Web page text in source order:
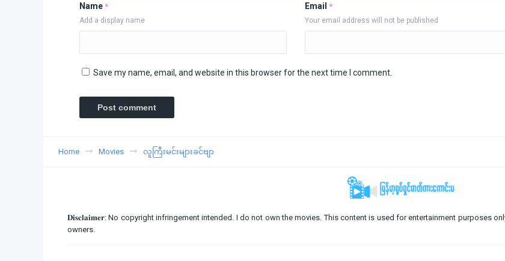
Name *
Add a display name
Email *
Your email address will not be published
Save my name, email, and website in this browser for the next time I comment.
Home Movies လူကြီးမင်းများခင်ဗျာ
𝐃𝐢𝐬𝐜𝐥𝐚𝐢𝐦𝐞𝐫: No copyright infringement intended. I do not own the movies. This content is used for entertainment purposes
owners.